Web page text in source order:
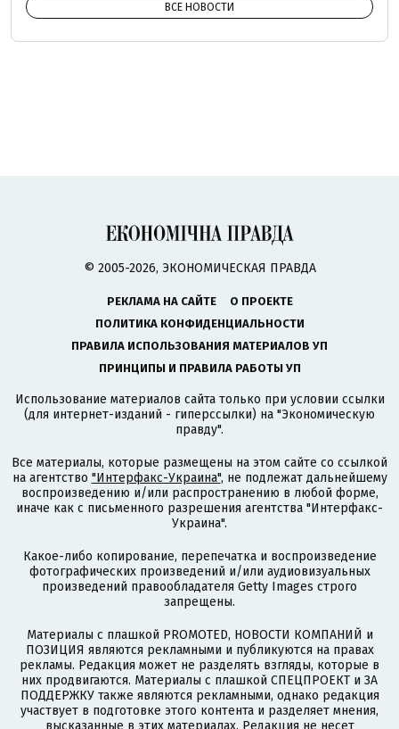
ВСЕ НОВОСТИ
© 2005-2026, ЭКОНОМИЧЕСКАЯ ПРАВДА
РЕКЛАМА НА САЙТЕ
О ПРОЕКТЕ
ПОЛИТИКА КОНФИДЕНЦИАЛЬНОСТИ
ПРАВИЛА ИСПОЛЬЗОВАНИЯ МАТЕРИАЛОВ УП
ПРИНЦИПЫ И ПРАВИЛА РАБОТЫ УП
Использование материалов сайта только при условии ссылки
(для интернет-изданий - гиперссылки) на "Экономическую
правду".
Все материалы, которые размещены на этом сайте со ссылкой
на агентство "Интерфакс-Украина", не подлежат дальнейшему
воспроизведению и/или распространению в любой форме,
иначе как с письменного разрешения агентства "Интерфакс-
Украина".
Какое-либо копирование, перепечатка и воспроизведение
фотографических произведений и/или аудиовизуальных
произведений правообладателя Getty Images строго
запрещены.
Материалы с плашкой PROMOTED, НОВОСТИ КОМПАНИЙ и
ПОЗИЦИЯ являются рекламными и публикуются на правах
рекламы. Редакция может не разделять взгляды, которые в
них продвигаются. Материалы с плашкой СПЕЦПРОЕКТ и ЗА
ПОДДЕРЖКУ также являются рекламными, однако редакция
участвует в подготовке этого контента и разделяет мнения,